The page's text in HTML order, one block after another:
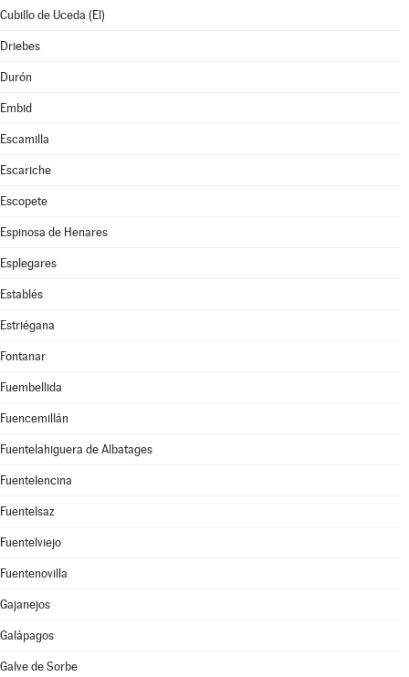
Cubillo de Uceda (El)
Driebes
Durón
Embid
Escamilla
Escariche
Escopete
Espinosa de Henares
Esplegares
Establés
Estriégana
Fontanar
Fuembellida
Fuencemillán
Fuentelahiguera de Albatages
Fuentelencina
Fuentelsaz
Fuentelviejo
Fuentenovilla
Gajanejos
Galápagos
Galve de Sorbe